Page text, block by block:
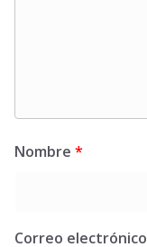
Nombre *
Correo electrónico